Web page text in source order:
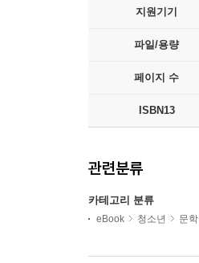
지원기기
파일/용량
페이지 수
ISBN13
관련분류
카테고리 분류
eBook 청소년 문학